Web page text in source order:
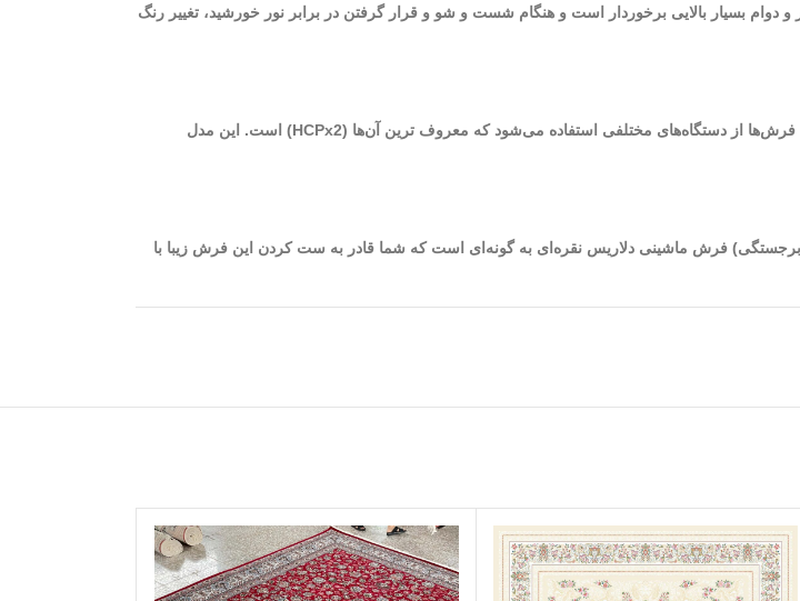
بسیار بالایی برخوردار است و هنگام شست و شو و قرار گرفتن در برابر نور خورشید، تغییر رنگ
از بهترین فرش‌های ماشینی کاشان می‌توان به فرش‌های 700 شانه با تراکم 2550 اشاره نمود. برای بافت این فرش‌ها از دستگاه‌های مختلفی استفاده می‌شود که معروف ترین آن‌ها (HCPx2) است. این مدل
می‌رسد. نوع رنگ بندی و طراحی (وجود برجستگی) فرش ماشینی دلاریس نقره‌ای به گونه‌ای است که شما قادر به ست کردن این فرش زیبا با